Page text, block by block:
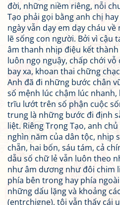
đời, những niềm riêng, nỗi
Tạo phải gọi bằng anh chị
ngày vẫn dạy em dạy cháu
lẽ sống con người. Bởi vì cậu
âm thanh nhịp điệu kết
luôn ngọ nguậy, chấp chới
bay xa, khoan thai chững
Anh đã đi những bước chân
số mệnh lúc chậm lúc
trĩu lướt trên số phận cuộc
trung là những bước đi định
liệt. Riêng Trọng Tạo, anh
nghìn năm của dân tộc, nhịp
chẵn, hai bốn, sáu tám, cả
dẫu số chữ lẻ vẫn luôn theo
như âm dương như đôi chim
phía bên trong hay phía
những dấu lặng và khoảng
(entrchigne), tôi vẫn thấy cái